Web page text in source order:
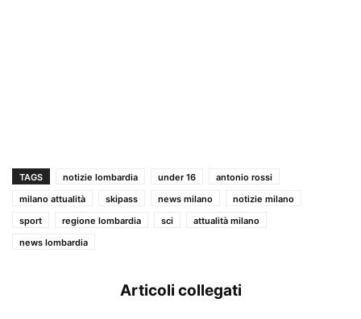
TAGS notizie lombardia under 16
antonio rossi
milano attualità
skipass news milano
notizie milano
sport
regione lombardia sci
attualità milano
news lombardia
Articoli collegati